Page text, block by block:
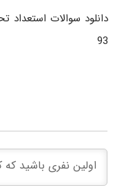
93